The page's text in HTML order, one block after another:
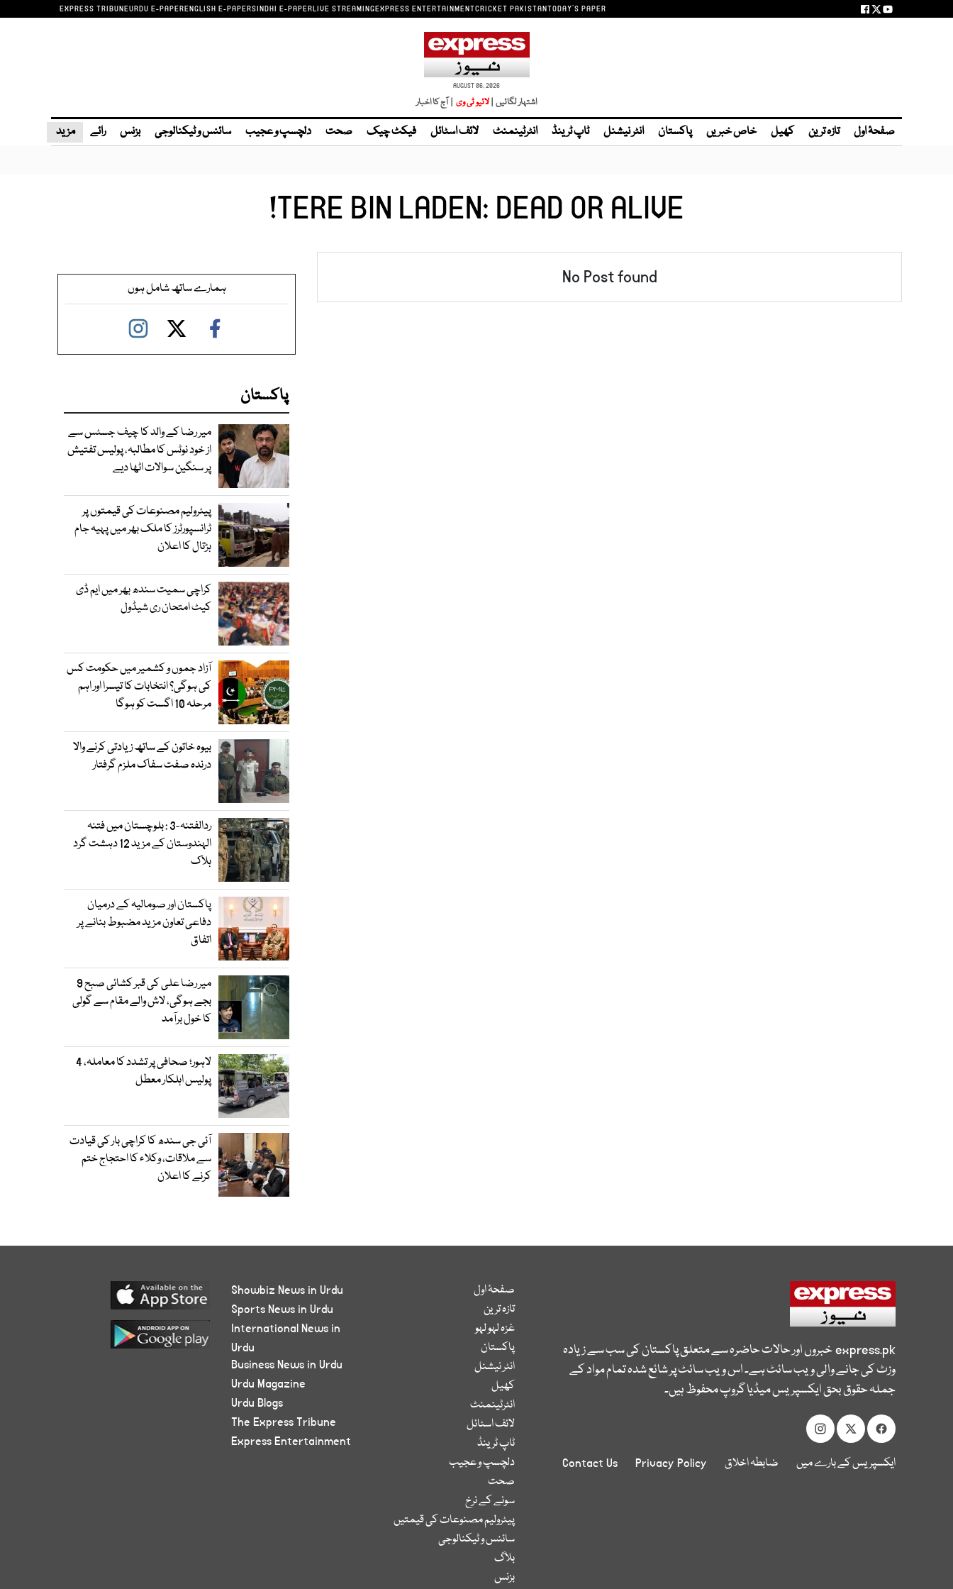
EXPRESS TRIBUNEURDU E-PAPERENGLISH E-PAPERSINDHI E-PAPERLIVE STREAMINGEXPRESS ENTERTAINMENTCRICKET PAKISTANTODAY'S PAPER
AUGUST 06, 2026
اشتہار لگائیں | | آج کا اخبار
صفحۂ اول تازہ ترین کھیل خاص خبریں پاکستان انٹر نیشنل ٹاپ ٹرینڈ انٹرٹینمنٹ لائف اسٹائل فیکٹ چیک صحت دلچسپ و عجیب سائنس و ٹیکنالوجی بزنس رائے مزید
TERE BIN LADEN: DEAD OR ALIVE!
No Post found ہمارے ساتھ شامل ہوں
پاکستان
میر رضا کے والد کا چیف جسٹس سے
از خود نوٹس کا مطالبہ، پولیس تفتیش
پر سنگین سوالات اٹھا دیے
پیٹرولیم مصنوعات کی قیمتوں پر
ٹرانسپورٹرز کا ملک بھر میں پہیہ جام
ہڑتال کا اعلان
کراچی سمیت سندھ بھر میں ایم ڈی
کیٹ امتحان ری شیڈول
آزاد جموں و کشمیر میں حکومت کس
کی ہوگی؟ انتخابات کا تیسرا اور اہم
مرحلہ 10 اگست کو ہوگا
بیوہ خاتون کے ساتھ زیادتی کرنے والا
درندہ صفت سفاک ملزم گرفتار
ردالفتنہ-3 : بلوچستان میں فتنہ
الہندوستان کے مزید 12 دہشت گرد
ہلاک
پاکستان اور صومالیہ کے درمیان
دفاعی تعاون مزید مضبوط بنانے پر
اتفاق
میر رضا علی کی قبر کشائی صبح 9
بجے ہوگی، لاش والے مقام سے گولی
کا خول برآمد
لاہور؛ صحافی پر تشدد کا معاملہ، 4
پولیس اہلکار معطل
آئی جی سندھ کا کراچی بار کی قیادت
سے ملاقات، وکلاء کا احتجاج ختم
کرنے کا اعلان
express.pkخبروں اور حالات حاضرہ سے متعلق پاکستان کی سب سے زیادہ
وزٹ کی جانے والی ویب سائٹ ہے۔ اس ویب سائٹ پر شائع شدہ تمام مواد کے
جملہ حقوق بحق ایکسپریس میڈیا گروپ محفوظ ہیں۔
ایکسپریس کے بارے میں ضابطہ اخلاق Privacy Policy
Contact Us
صفحۂ اول
تازہ ترین
غزہ لہو لہو
پاکستان
انٹر نیشنل
کھیل
انٹرٹینمنٹ
لائف اسٹائل
ٹاپ ٹرینڈ
دلچسپ و عجیب
صحت
سونے کے نرخ
پیٹرولیم مصنوعات کی قیمتیں
سائنس و ٹیکنالوجی
بلاگ
بزنس
Showbiz News in Urdu
Sports News in Urdu
International News in
Urdu
Business News in Urdu
Urdu Magazine
Urdu Blogs
The Express Tribune
Express Entertainment